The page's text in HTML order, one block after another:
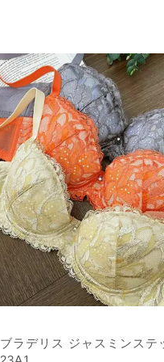
ブラデリス ジャスミンステ